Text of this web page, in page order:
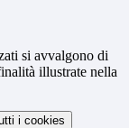
si avvalgono di
illustrate nella
i cookies